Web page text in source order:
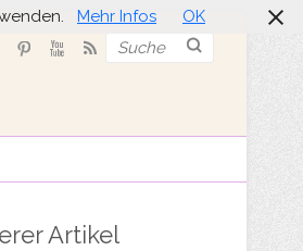
Suche
Artikel
Mehr Infos OK